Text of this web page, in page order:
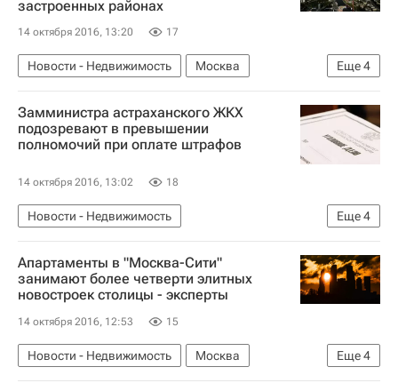
застроенных районах
14 октября 2016, 13:20 17
Еще4
Новости - Недвижимость
Москва
Строительство
Сергей Левкин
Недвижимость
Россия
Замминистра астраханского ЖКХ
подозревают в превышении
полномочий при оплате штрафов
14 октября 2016, 13:02 18
Еще4
Новости - Недвижимость
Астраханская область
Следствие
Чиновники
Россия
Апартаменты в "Москва-Сити"
занимают более четверти элитных
новостроек столицы - эксперты
14 октября 2016, 12:53 15
Еще4
Новости - Недвижимость
Москва
Москва-Сити
Апартаменты
Жилье